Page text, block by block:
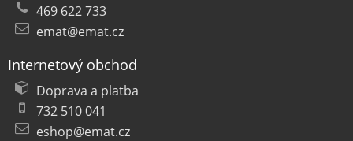
469 622 733
emat@emat.cz
Internetový obchod
Doprava a platba
732 510 041
eshop@emat.cz